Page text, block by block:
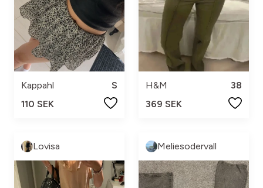
Kappahl
S
110 SEK
H&M
38
369 SEK
Lovisa Meliesodervall